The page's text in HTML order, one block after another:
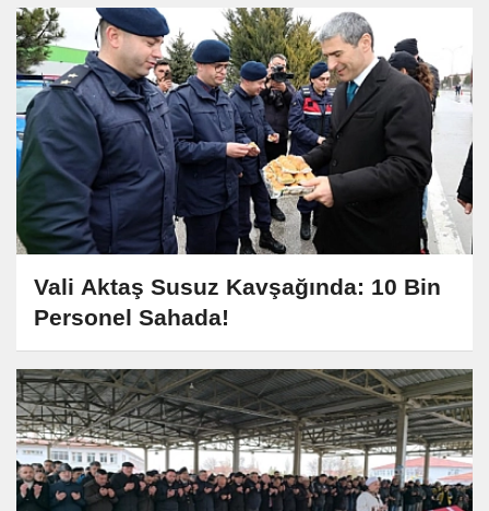
Vali Aktaş Susuz Kavşağında: 10 Bin
Personel Sahada!